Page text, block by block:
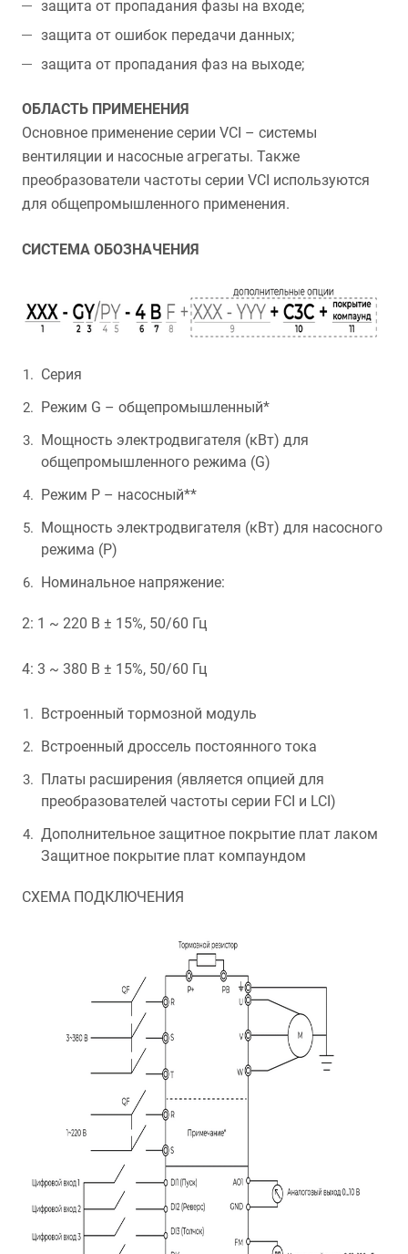
защита от пропадания фазы на входе;
защита от ошибок передачи данных;
защита от пропадания фаз на выходе;
ОБЛАСТЬ ПРИМЕНЕНИЯ
Основное применение серии VCI – системы
вентиляции и насосные агрегаты. Также
преобразователи частоты серии VCI используются
для общепромышленного применения.
СИСТЕМА ОБОЗНАЧЕНИЯ
Серия
Режим G – общепромышленный*
Мощность электродвигателя (кВт) для
общепромышленного режима (G)
Режим P – насосный**
Мощность электродвигателя (кВт) для насосного
режима (P)
Номинальное напряжение:
2: 1 ~ 220 В ± 15%, 50/60 Гц
4: 3 ~ 380 В ± 15%, 50/60 Гц
Встроенный тормозной модуль
Встроенный дроссель постоянного тока
Платы расширения (является опцией для
преобразователей частоты серии FCI и LCI)
Дополнительное защитное покрытие плат лаком
Защитное покрытие плат компаундом
СХЕМА ПОДКЛЮЧЕНИЯ